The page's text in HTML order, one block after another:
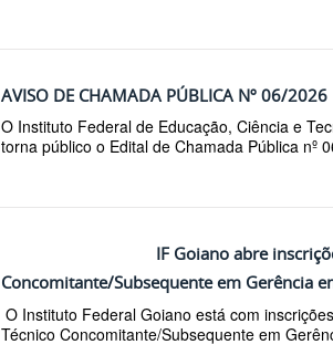
AVISO DE CHAMADA PÚBLICA Nº 06/2026
O Instituto Federal de Educação, Ciência e
torna público o Edital de Chamada Pública nº
IF Goiano abre
Concomitante/Subsequente em Gerência
O Instituto Federal Goiano está com
Técnico Concomitante/Subsequente em